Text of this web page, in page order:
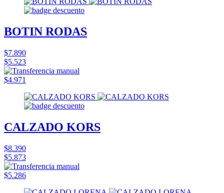
BOTIN RODAS
$7.890
$5.523
$4.971
CALZADO KORS
$8.390
$5.873
$5.286